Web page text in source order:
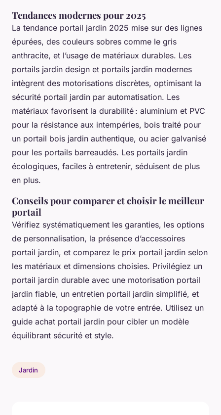
Tendances modernes pour 2025
La tendance portail jardin 2025 mise sur des lignes
épurées, des couleurs sobres comme le gris
anthracite, et l’usage de matériaux durables. Les
portails jardin design et portails jardin modernes
intègrent des motorisations discrètes, optimisant la
sécurité portail jardin par automatisation. Les
matériaux favorisent la durabilité : aluminium et PVC
pour la résistance aux intempéries, bois traité pour
un portail bois jardin authentique, ou acier galvanisé
pour les portails barreaudés. Les portails jardin
écologiques, faciles à entretenir, séduisent de plus
en plus.
Conseils pour comparer et choisir le meilleur
portail
Vérifiez systématiquement les garanties, les options
de personnalisation, la présence d’accessoires
portail jardin, et comparez le prix portail jardin selon
les matériaux et dimensions choisies. Privilégiez un
portail jardin durable avec une motorisation portail
jardin fiable, un entretien portail jardin simplifié, et
adapté à la topographie de votre entrée. Utilisez un
guide achat portail jardin pour cibler un modèle
équilibrant sécurité et style.
Jardin